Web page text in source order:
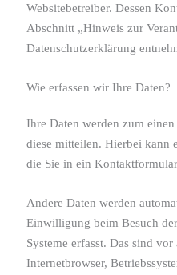
Websitebetreiber. Dessen
Abschnitt „Hinweis zur
Datenschutzerklärung
Wie erfassen wir Ihre Daten?
Ihre Daten werden zum
diese mitteilen. Hierbei kann
die Sie in ein
Andere Daten werden
Einwilligung beim Besuch
Systeme erfasst. Das sind
Internetbrowser,